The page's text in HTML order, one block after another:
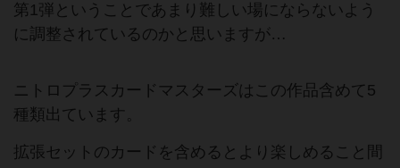
第1弾ということであまり難しい場にならないよう
に調整されているのかと思いますが…
ニトロプラスカードマスターズはこの作品含めて5
種類出ています。
拡張セットのカードを含めるとより楽しめること間